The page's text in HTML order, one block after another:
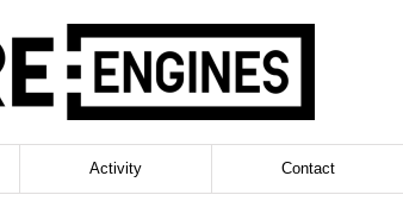
Activity Contact